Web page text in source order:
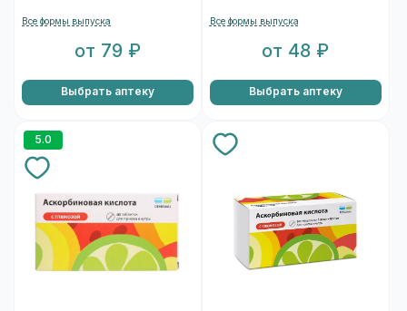
Все формы выпуска
от 79 ₽
Выбрать аптеку
Все формы выпуска
от 48 ₽
Выбрать аптеку
5.0